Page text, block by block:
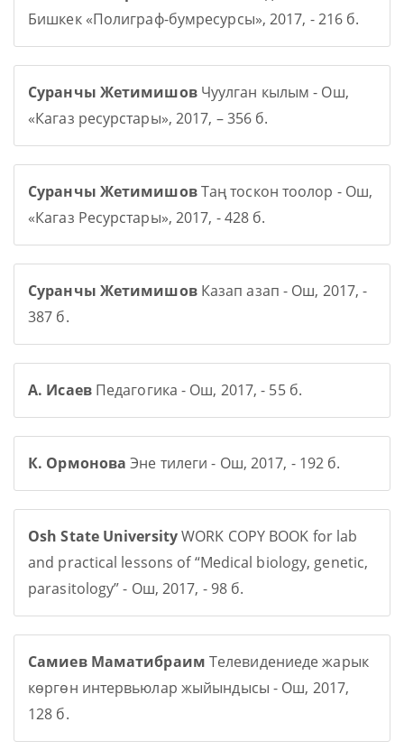
Бишкек «Полиграф-бумресурсы», 2017, - 216 б.
Суранчы ЖетимишовЧуулган кылым - Ош,
«Кагаз ресурстары», 2017, – 356 б.
Суранчы ЖетимишовТаң тоскон тоолор - Ош,
«Кагаз Ресурстары», 2017, - 428 б.
Суранчы ЖетимишовКазап азап - Ош, 2017, -
387 б.
А. ИсаевПедагогика - Ош, 2017, - 55 б.
К. Ормонова Эне тилеги - Ош, 2017, - 192 б.
Osh State UniversityWORK COPY BOOK for lab
and practical lessons of “Medical biology, genetic,
parasitology” - Ош, 2017, - 98 б.
Самиев Маматибраим Телевидениеде жарык
көргөн интервьюлар жыйындысы - Ош, 2017,
128 б.